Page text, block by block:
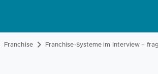
Franchise Franchise-Systeme im Interview –